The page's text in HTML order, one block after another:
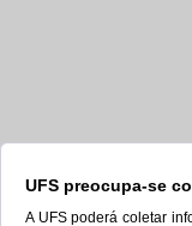
UFS preocupa-se
A UFS poderá coletar